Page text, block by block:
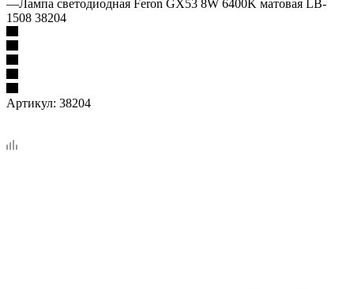
—Лампа светодиодная Feron GX53 8W 6400K матовая LB-
1508 38204
Артикул: 38204